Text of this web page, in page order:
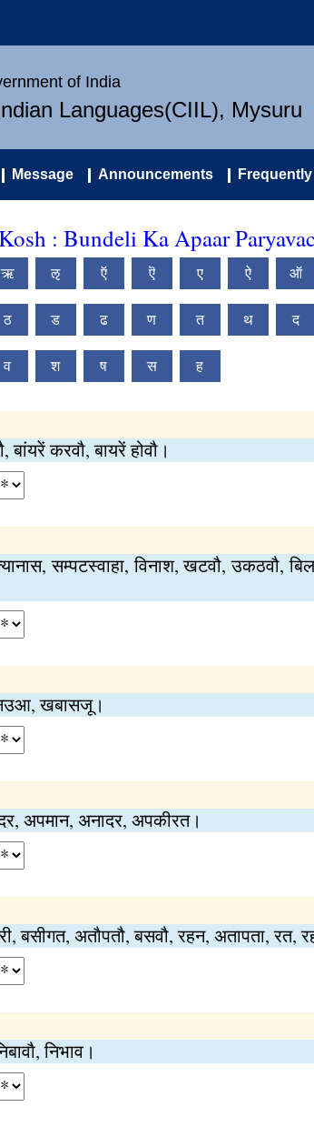
of India
Languages(CIIL), Mysuru
Message Announcements
: Bundeli Ka Apaar
ऋ ऌ ऍ ऎ ए ऐ ऑ
ठ ड ढ ण त थ द
व श ष स ह
करवौ, बायरें होवौ।
सम्पटस्वाहा, विनाश, खटवौ, उकठवौ,
खबासजू।
अपमान, अनादर, अपकीरत।
बसीगत, अतौपतौ, बसवौ, रहन, अतापता, रत,
निभाव।